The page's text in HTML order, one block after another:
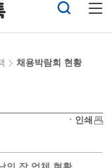
채용박람회 현황
ㆍ인쇄